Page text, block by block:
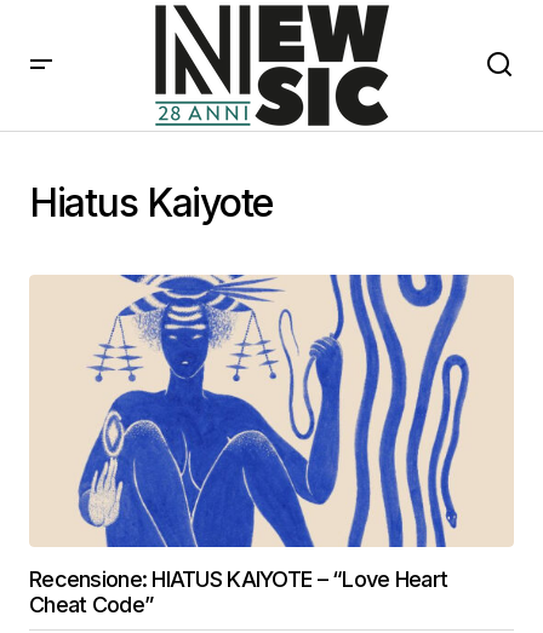
Hiatus Kaiyote
Recensione: HIATUS KAIYOTE – “Love Heart
Cheat Code”